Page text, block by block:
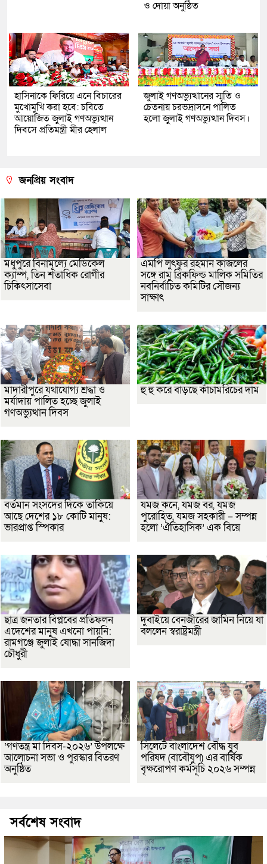
ও দোয়া অনুষ্ঠিত
হাসিনাকে ফিরিয়ে এনে বিচারের
মুখোমুখি করা হবে: চবিতে
আয়োজিত জুলাই গণঅভ্যুত্থান
দিবসে প্রতিমন্ত্রী মীর হেলাল
জুলাই গণঅভ্যুত্থানের স্মৃতি ও
চেতনায় চরভদ্রাসনে পালিত
হলো জুলাই গণঅভ্যুত্থান দিবস।
জনপ্রিয় সংবাদ
মধুপুরে বিনামূল্যে মেডিকেল
ক্যাম্প, তিন শতাধিক রোগীর
চিকিৎসাসেবা
এমপি লুৎফুর রহমান কাজলের
সঙ্গে রামু ব্রিকফিল্ড মালিক সমিতির
নবনির্বাচিত কমিটির সৌজন্য
সাক্ষাৎ
মাদারীপুরে যথাযোগ্য শ্রদ্ধা ও
মর্যাদায় পালিত হচ্ছে জুলাই
গণঅভ্যুত্থান দিবস
হু হু করে বাড়ছে কাঁচামরিচের দাম
বর্তমান সংসদের দিকে তাকিয়ে
আছে দেশের ১৮ কোটি মানুষ:
ভারপ্রাপ্ত স্পিকার
যমজ কনে, যমজ বর, যমজ
পুরোহিত, যমজ সহকারী – সম্পন্ন
হলো ‘ঐতিহাসিক’ এক বিয়ে
ছাত্র জনতার বিপ্লবের প্রতিফলন
এদেশের মানুষ এখনো পায়নি:
রামগঞ্জে জুলাই যোদ্ধা সানজিদা
চৌধুরী
দুবাইয়ে বেনজীরের জামিন নিয়ে যা
বললেন স্বরাষ্ট্রমন্ত্রী
‘গণতন্ত্র মা দিবস-২০২৬’ উপলক্ষে
আলোচনা সভা ও পুরস্কার বিতরণ
অনুষ্ঠিত
সিলেটে বাংলাদেশ বৌদ্ধ যুব
পরিষদ (বাবৌযুপ) এর বার্ষিক
বৃক্ষরোপণ কর্মসূচি ২০২৬ সম্পন্ন
সর্বশেষ সংবাদ